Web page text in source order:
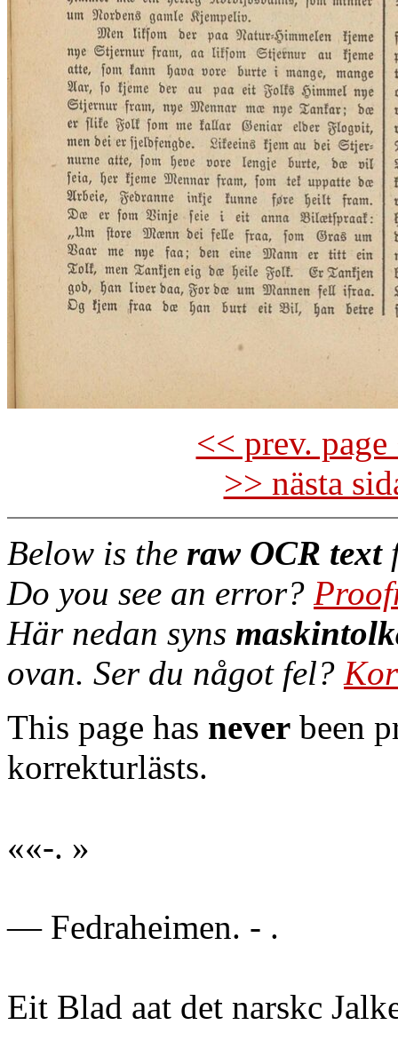
<< prev.
>> nästa
Below is the raw OCR text
Do you see an error?
Här nedan syns
ovan. Ser du något fel?
This page has never been
korrekturlästs.
««-. »
— Fedraheimen. - .
Eit Blad aat det narskc